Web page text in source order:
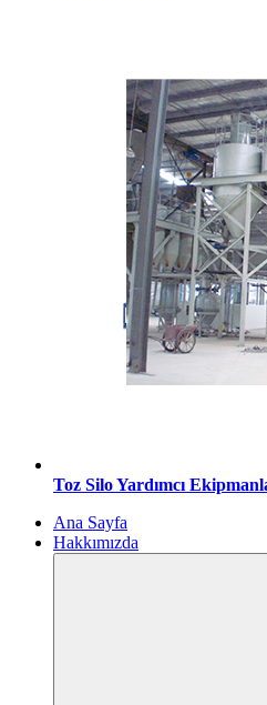
Toz Silo Yardımcı
Ana Sayfa
Hakkımızda